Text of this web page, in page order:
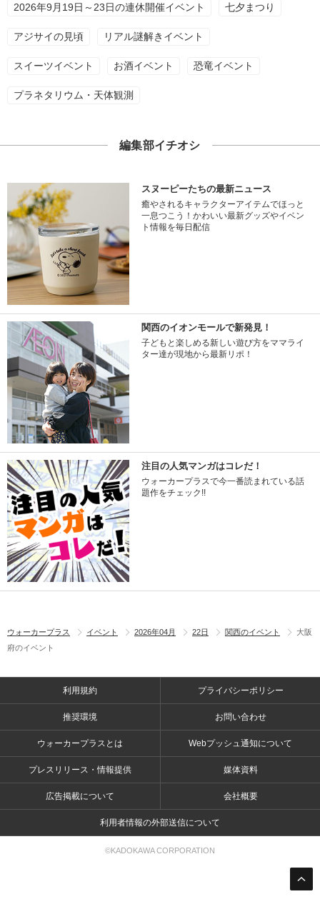
2026年9月19日～23日の連休開催イベント 七夕まつり
アジサイの見頃 リアル謎解きイベント
スイーツイベント お酒イベント 恐竜イベント
プラネタリウム・天体観測
編集部イチオシ
スヌーピーたちの最新ニュース
癒やされるキャラクターアイテムでほっと
一息つこう！かわいい最新グッズやイベン
ト情報を毎日配信
関西のイオンモールで新発見！
子どもと楽しめる新しい遊び方をママライ
ター達が現地から最新リポ！
注目の人気マンガはコレだ！
ウォーカープラスで今一番読まれている話
題作をチェック!!
ウォーカープラス イベント 2026年04月 22日 関西のイベント
大阪
府のイベント
利用規約 プライバシーポリシー
推奨環境 お問い合わせ
ウォーカープラスとは Webプッシュ通知について
プレスリリース・情報提供 媒体資料
広告掲載について 会社概要
利用者情報の外部送信について
©KADOKAWA CORPORATION